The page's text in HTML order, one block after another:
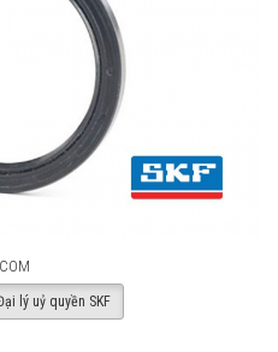
lý uỷ quyền SKF